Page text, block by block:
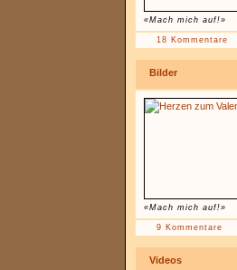
«Mach mich auf!»
18 Kommentare
Bilder
«Mach mich auf!»
9 Kommentare
Videos